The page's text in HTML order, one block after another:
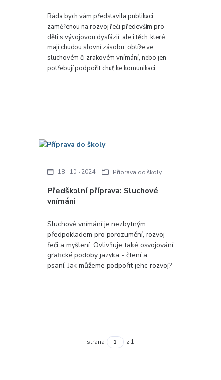
Ráda bych vám představila publikaci
zaměřenou na rozvoj řeči především pro
děti s vývojovou dysfázií, ale i těch, které
mají chudou slovní zásobu, obtíže ve
sluchovém či zrakovém vnímání, nebo jen
potřebují podpořit chuť ke komunikaci.
Předškolní příprava: Sluchové
vnímání
18 10 2024 Příprava do školy
Sluchové vnímání je nezbytným
předpokladem pro porozumění, rozvoj
řeči a myšlení. Ovlivňuje také osvojování
grafické podoby jazyka - čtení a
psaní. Jak můžeme podpořit jeho rozvoj?
strana z 1